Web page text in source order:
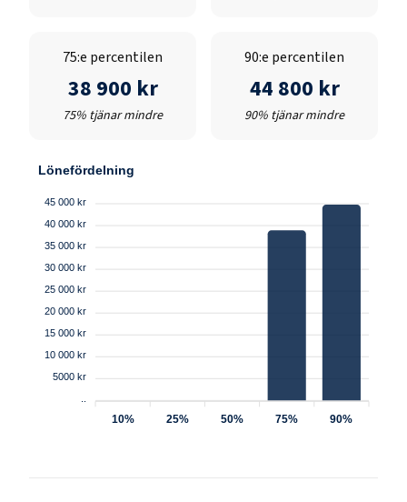
75:e percentilen
38 900 kr
75% tjänar mindre
90:e percentilen
44 800 kr
90% tjänar mindre
Lönefördelning
45 000 kr
40 000 kr
35 000 kr
30 000 kr
25 000 kr
20 000 kr
15 000 kr
10 000 kr
5000 kr
10% 25% 50% 75% 90%